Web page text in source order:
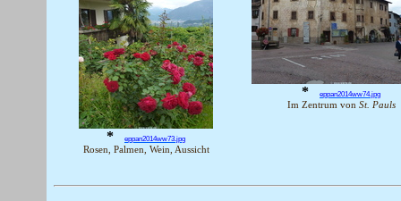
* eppan2014ww73.jpg
Rosen, Palmen, Wein, Aussicht
* eppan2014ww74.jpg
Im Zentrum von St. Pauls